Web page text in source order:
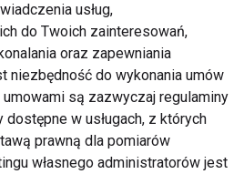
Jak postępować po
wybieleniu zębów
usług,
do Twoich zainteresowań,
oraz zapewniania
niezbędność do wykonania umów
są zazwyczaj regulaminy
dostępne w usługach, z których
prawną dla pomiarów
własnego administratorów jest